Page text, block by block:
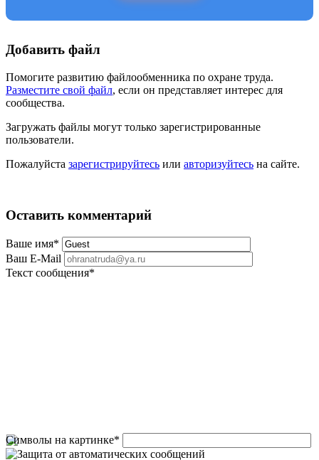
Добавить файл
Помогите развитию файлообменника по охране труда.
Разместите свой файл, если он представляет интерес для
сообщества.
Загружать файлы могут только зарегистрированные
пользователи.
Пожалуйста зарегистрируйтесь или авторизуйтесь на сайте.
Оставить комментарий
Ваше имя*
Ваш E-Mail
Текст сообщения*
Символы на картинке*